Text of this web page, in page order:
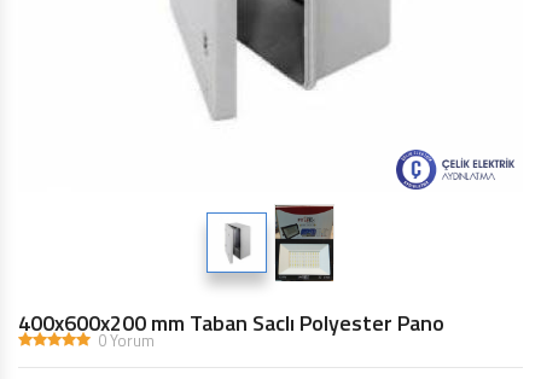
400x600x200 mm Taban Saclı Polyester Pano
0 Yorum